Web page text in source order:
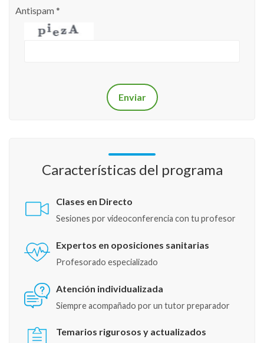
Antispam *
Características del programa
Clases en Directo
Sesiones por videoconferencia con tu profesor
Expertos en oposiciones sanitarias
Profesorado especializado
Atención individualizada
Siempre acompañado por un tutor preparador
Temarios rigurosos y actualizados